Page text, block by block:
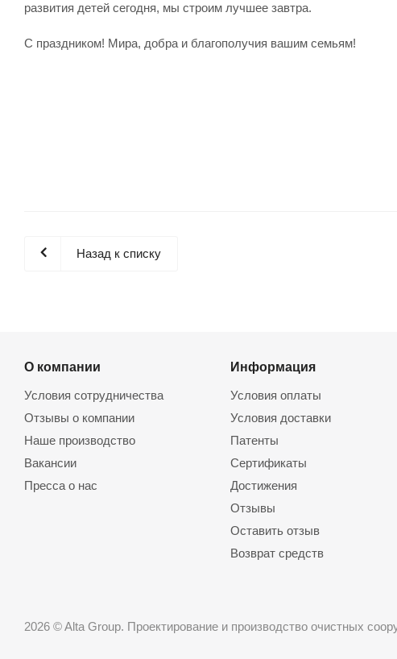
развития детей сегодня, мы строим лучшее завтра.
С праздником! Мира, добра и благополучия вашим семьям!
Назад к списку
О компании
Условия сотрудничества
Отзывы о компании
Наше производство
Вакансии
Пресса о нас
Информация
Условия оплаты
Условия доставки
Патенты
Сертификаты
Достижения
Отзывы
Оставить отзыв
Возврат средств
2026 © Alta Group. Проектирование и производство очистных